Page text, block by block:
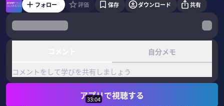
フォロー 評価 保存 ダウンロード 共有
自分メモ
コメントをして学びを共有しましょう
アプリで視聴する
33:04